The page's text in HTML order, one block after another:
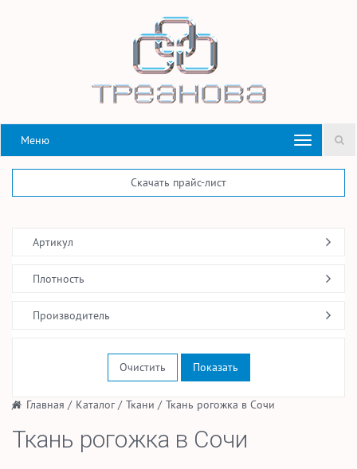
Меню
Скачать прайс-лист
/ Главная / Каталог/ Ткани / Ткань рогожка в Сочи
Ткань рогожка в Сочи
Артикул
Плотность
Производитель
Очистить